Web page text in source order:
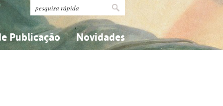
Publicação Novidades